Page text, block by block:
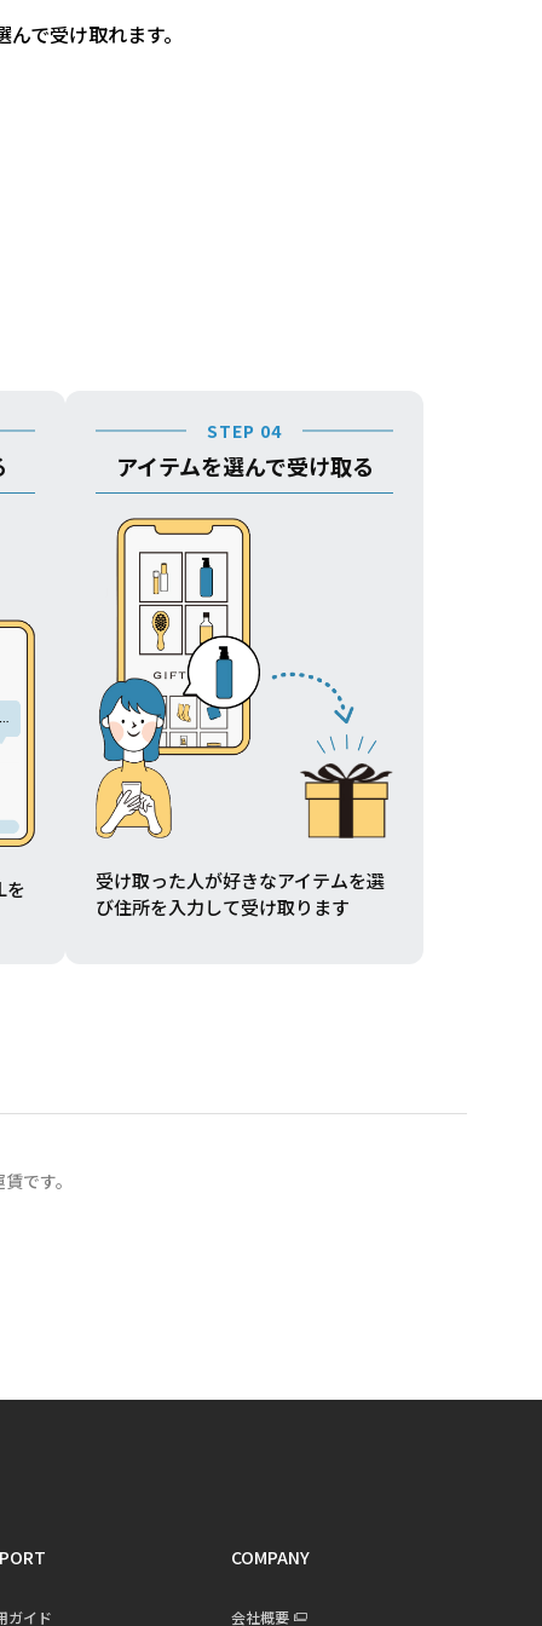
で受け取れます。
を
STEP 04
アイテムを選んで受け取る
受け取った人が好きなアイテムを選
び住所を入力して受け取ります
です。
ガイド
COMPANY
会社概要